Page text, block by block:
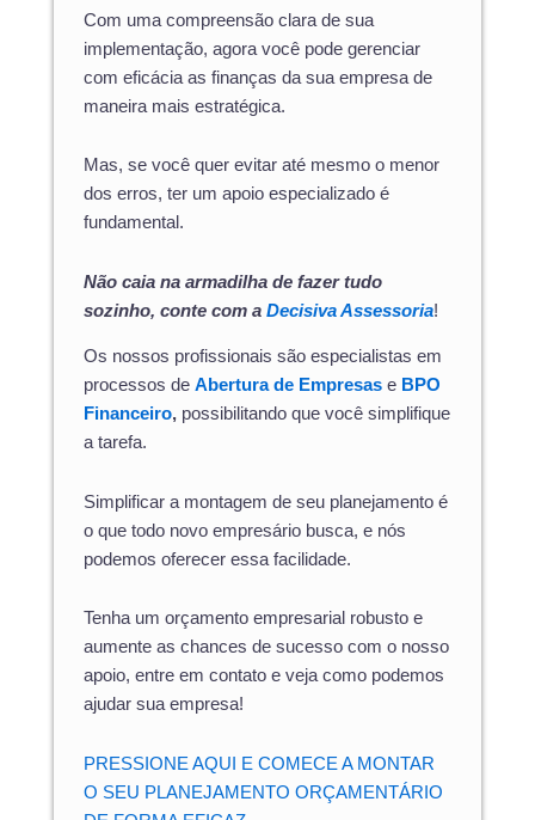
Com uma compreensão clara de sua
implementação, agora você pode gerenciar
com eficácia as finanças da sua empresa de
maneira mais estratégica.
Mas, se você quer evitar até mesmo o menor
dos erros, ter um apoio especializado é
fundamental.
Não caia na armadilha de fazer tudo
sozinho, conte com a Decisiva Assessoria!
Os nossos profissionais são especialistas em
processos de Abertura de Empresas e BPO
Financeiro, possibilitando que você simplifique
a tarefa.
Simplificar a montagem de seu planejamento é
o que todo novo empresário busca, e nós
podemos oferecer essa facilidade.
Tenha um orçamento empresarial robusto e
aumente as chances de sucesso com o nosso
apoio, entre em contato e veja como podemos
ajudar sua empresa!
PRESSIONE AQUI E COMECE A MONTAR
O SEU PLANEJAMENTO ORÇAMENTÁRIO